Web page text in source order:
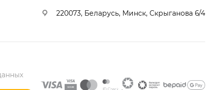
220073, Беларусь, Минск, Скрыганова 6/4